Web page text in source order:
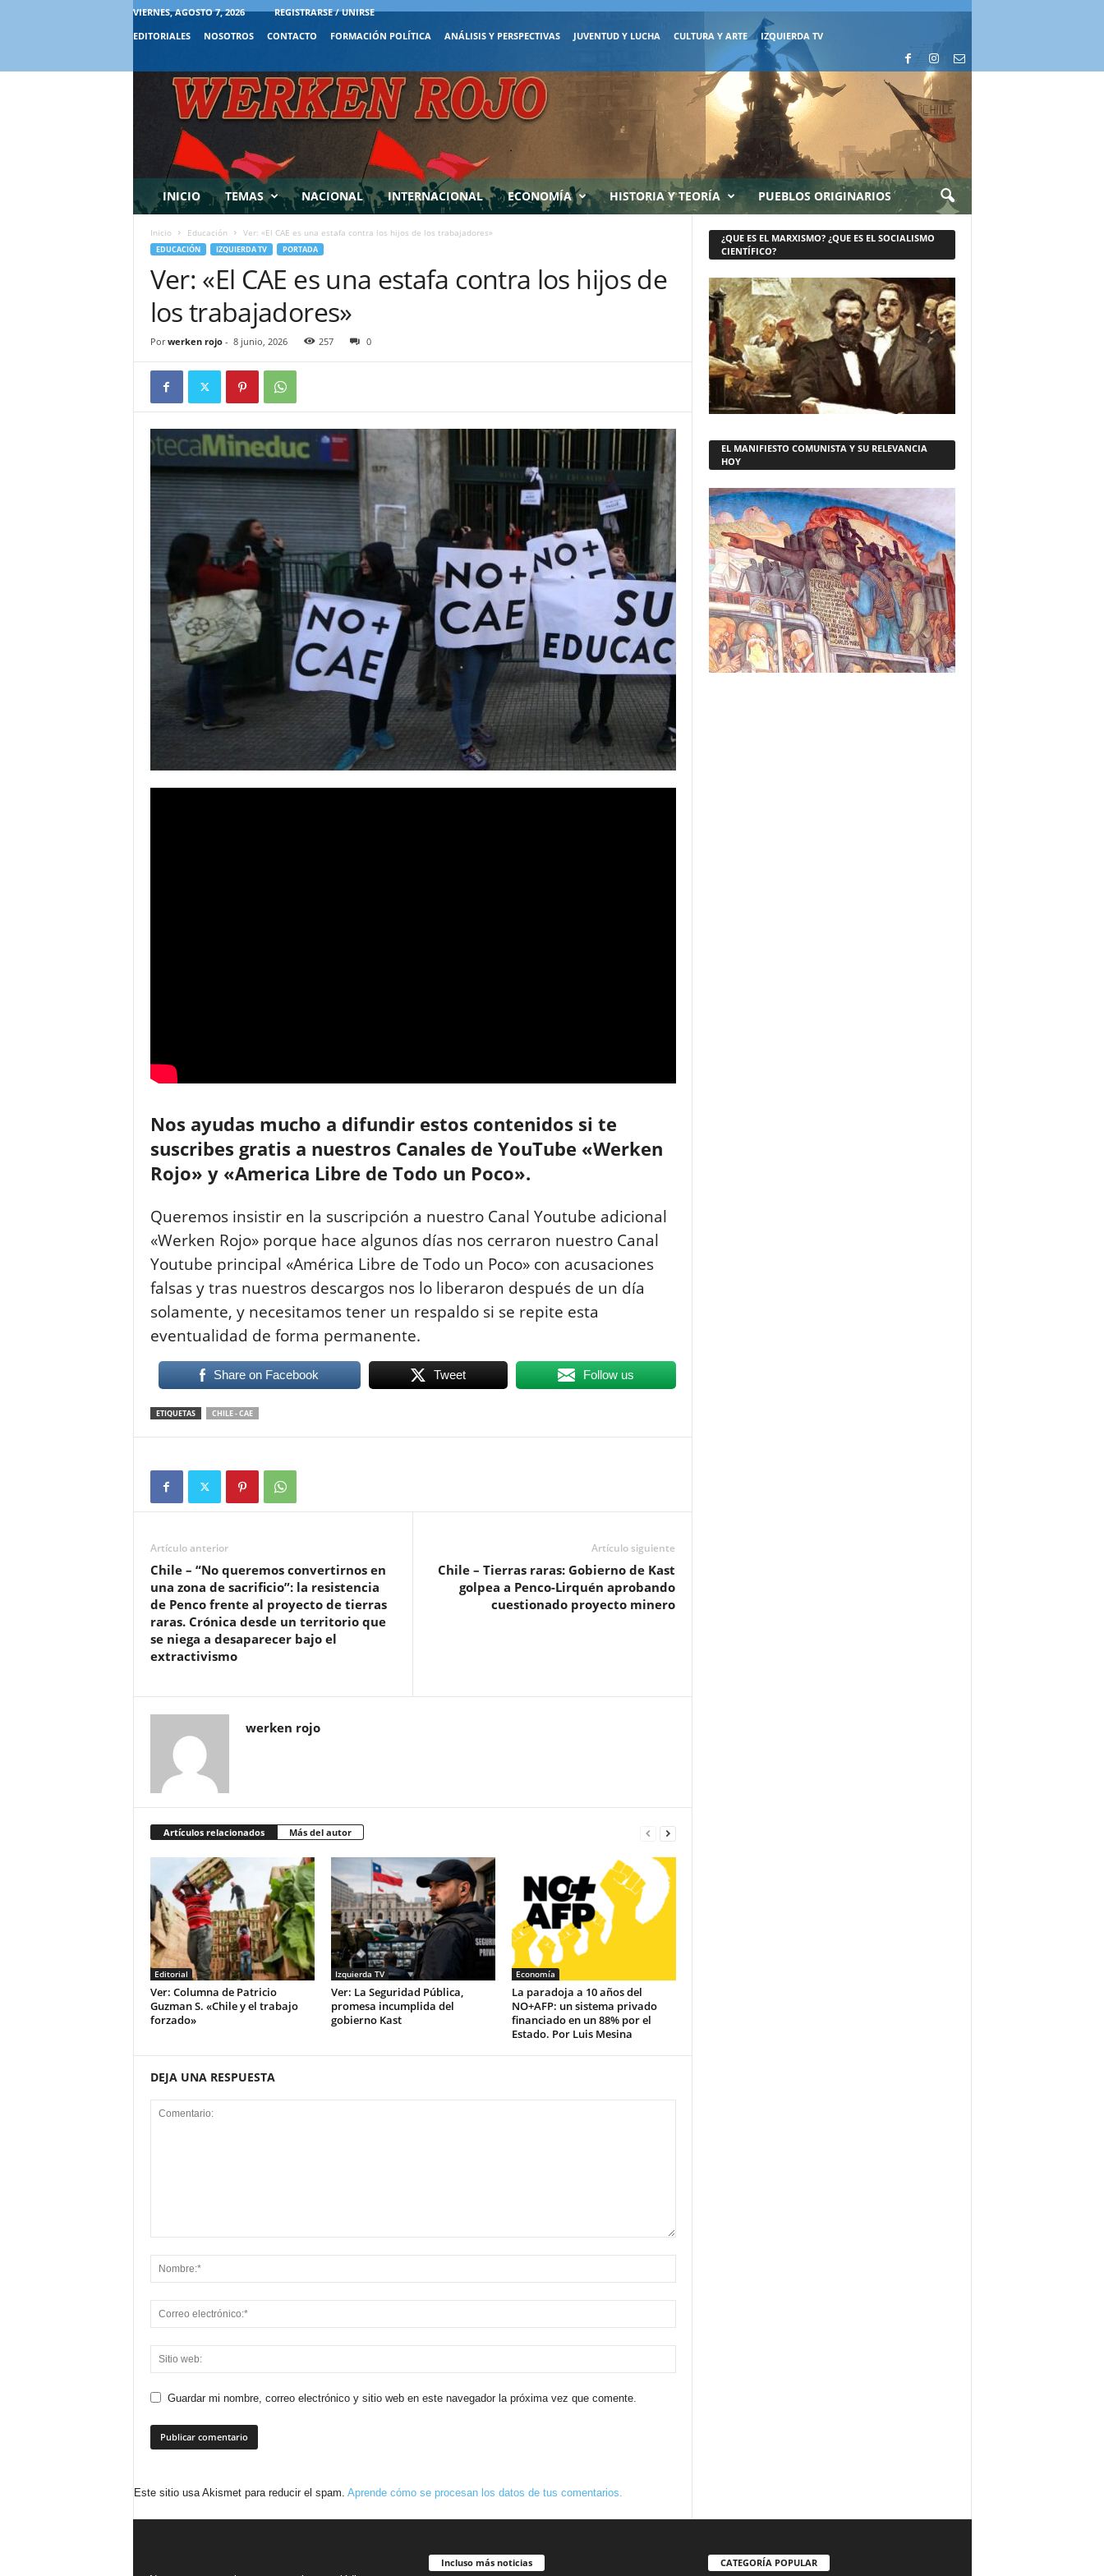
VIERNES, AGOSTO 7, 2026
REGISTRARSE / UNIRSE
EDITORIALES
NOSOTROS CONTACTO FORMACIÓN POLÍTICA ANÁLISIS Y PERSPECTIVAS JUVENTUD Y LUCHA CULTURA Y ARTE IZQUIERDA TV
INICIO TEMAS NACIONAL INTERNACIONAL ECONOMÍA HISTORIA Y TEORÍA PUEBLOS ORIGINARIOS
Inicio Educación Ver: «El CAE es una estafa contra los hijos de los trabajadores»
EDUCACIÓN IZQUIERDA TV PORTADA
Ver: «El CAE es una estafa contra los hijos de
los trabajadores»
Por werken rojo- 8 junio, 2026 257 0
Nos ayudas mucho a difundir estos contenidos si te
suscribes gratis a nuestros Canales de YouTube «Werken
Rojo» y «America Libre de Todo un Poco».
Queremos insistir en la suscripción a nuestro Canal Youtube adicional
«Werken Rojo» porque hace algunos días nos cerraron nuestro Canal
Youtube principal «América Libre de Todo un Poco» con acusaciones
falsas y tras nuestros descargos nos lo liberaron después de un día
solamente, y necesitamos tener un respaldo si se repite esta
eventualidad de forma permanente.
Share on Facebook Tweet Follow us
ETIQUETAS CHILE - CAE
Artículo anterior
Chile – “No queremos convertirnos en
una zona de sacrificio”: la resistencia
de Penco frente al proyecto de tierras
raras. Crónica desde un territorio que
se niega a desaparecer bajo el
extractivismo
Artículo siguiente
Chile – Tierras raras: Gobierno de Kast
golpea a Penco-Lirquén aprobando
cuestionado proyecto minero
werken rojo
Artículos relacionados Más del autor
Editorial
Ver: Columna de Patricio
Guzman S. «Chile y el trabajo
forzado»
Izquierda TV
Ver: La Seguridad Pública,
promesa incumplida del
gobierno Kast
Economía
La paradoja a 10 años del
NO+AFP: un sistema privado
financiado en un 88% por el
Estado. Por Luis Mesina
DEJA UNA RESPUESTA
Guardar mi nombre, correo electrónico y sitio web en este navegador la próxima vez que comente.
Este sitio usa Akismet para reducir el spam. Aprende cómo se procesan los datos de tus comentarios.
¿QUE ES EL MARXISMO? ¿QUE ES EL SOCIALISMO
CIENTÍFICO?
EL MANIFIESTO COMUNISTA Y SU RELEVANCIA
HOY
Incluso más noticias CATEGORÍA POPULAR